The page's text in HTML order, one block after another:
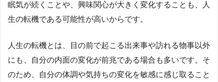
眠気が続くことや、興味関心が大きく変化することも、人
生の転機である可能性が高いからです。
人生の転機とは、目の前で起こる出来事や訪れる物事以外
にも、自分の内面の変化が前兆である場合も多いです。そ
のため、自分の体調や気持ちの変化を敏感に感じ取ること